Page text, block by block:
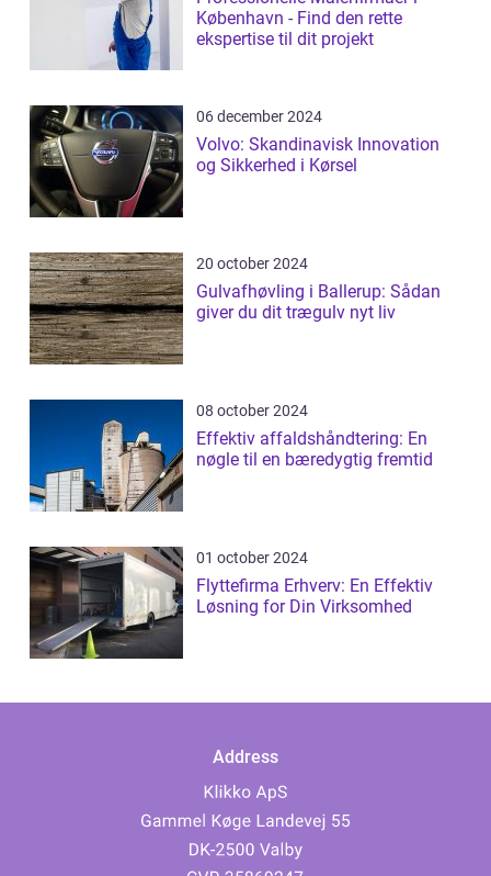
København - Find den rette
ekspertise til dit projekt
06 december 2024
Volvo: Skandinavisk Innovation
og Sikkerhed i Kørsel
20 october 2024
Gulvafhøvling i Ballerup: Sådan
giver du dit trægulv nyt liv
08 october 2024
Effektiv affaldshåndtering: En
nøgle til en bæredygtig fremtid
01 october 2024
Flyttefirma Erhverv: En Effektiv
Løsning for Din Virksomhed
Address